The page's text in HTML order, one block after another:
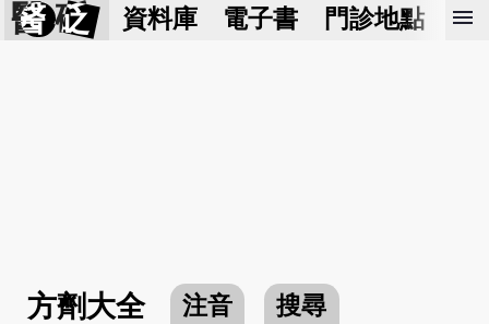
醫 砭 資料庫 電子書 門診地點 預
menu
方劑大全 注音 搜尋